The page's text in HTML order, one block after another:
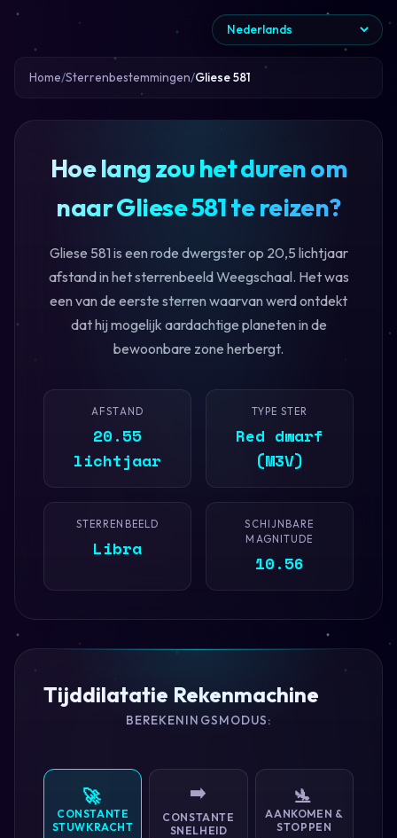
Home Sterrenbestemmingen Gliese 581
Hoe lang zou het duren om
naar Gliese 581 te reizen?
Gliese 581 is een rode dwergster op 20,5 lichtjaar
afstand in het sterrenbeeld Weegschaal. Het was
een van de eerste sterren waarvan werd ontdekt
dat hij mogelijk aardachtige planeten in de
bewoonbare zone herbergt.
AFSTAND
20.55
lichtjaar
TYPE STER
Red dwarf
(M3V)
STERRENBEELD
Libra
SCHIJNBARE
MAGNITUDE
10.56
Tijddilatatie Rekenmachine
BEREKENINGSMODUS:
🚀
CONSTANTE
STUWKRACHT
➡️
CONSTANTE
SNELHEID
🛬
AANKOMEN &
STOPPEN